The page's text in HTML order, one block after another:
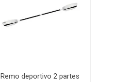
Remo deportivo 2 partes